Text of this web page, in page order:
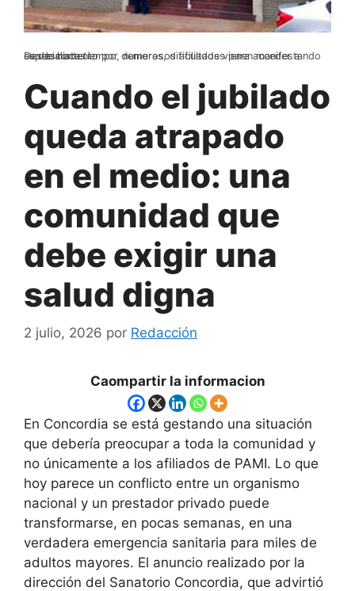
Desde hace tiempo, numerosos afiliados vienen manifestando su descontento por demoras, dificultades para acceder a especialistas
Cuando el jubilado
queda atrapado
en el medio: una
comunidad que
debe exigir una
salud digna
2 julio, 2026 por Redacción
Caompartir la informacion
En Concordia se está gestando una situación
que debería preocupar a toda la comunidad y
no únicamente a los afiliados de PAMI. Lo que
hoy parece un conflicto entre un organismo
nacional y un prestador privado puede
transformarse, en pocas semanas, en una
verdadera emergencia sanitaria para miles de
adultos mayores. El anuncio realizado por la
dirección del Sanatorio Concordia, que advirtió